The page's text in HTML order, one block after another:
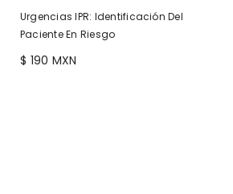
Urgencias IPR: Identificación Del
Paciente En Riesgo
$ 190 MXN